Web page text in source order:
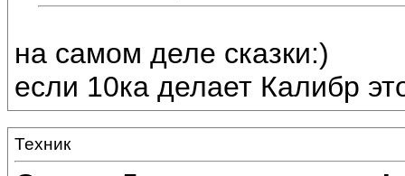
на самом деле сказки:)
если 10ка делает Калибр
Техник